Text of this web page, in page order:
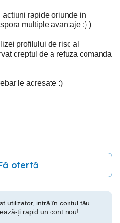
actiuni rapide oriunde in
multiple avantaje :) )
profilului de risc al
dreptul de a refuza comanda
adresate :)
ofertă
utilizator, intră în contul tău
ți rapid un cont nou!